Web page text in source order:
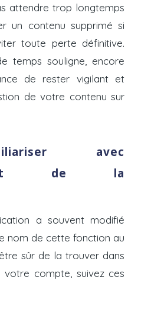
attendre trop longtemps
un contenu supprimé si
toute perte définitive.
temps souligne, encore
de rester vigilant et
de votre contenu sur
avec
de la
a souvent modifié
nom de cette fonction au
sûr de la trouver dans
votre compte, suivez ces